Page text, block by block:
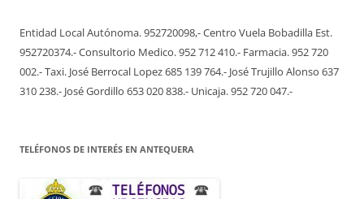
Entidad Local Autónoma. 952720098,- Centro Vuela Bobadilla Est.
952720374.- Consultorio Medico. 952 712 410.- Farmacia. 952 720
002.- Taxi. José Berrocal Lopez 685 139 764.- José Trujillo Alonso 637
310 238.- José Gordillo 653 020 838.- Unicaja. 952 720 047.-
TELÉFONOS DE INTERÉS EN ANTEQUERA